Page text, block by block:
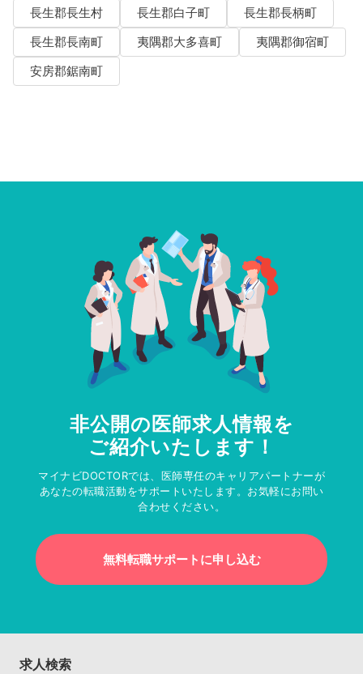
長生郡長生村
長生郡白子町
長生郡長柄町
長生郡長南町
夷隅郡大多喜町
夷隅郡御宿町
安房郡鋸南町
非公開の医師求人情報を
ご紹介いたします！
マイナビDOCTORでは、医師専任のキャリアパートナーが
あなたの転職活動をサポートいたします。お気軽にお問い
合わせください。
無料転職サポートに申し込む
求人検索